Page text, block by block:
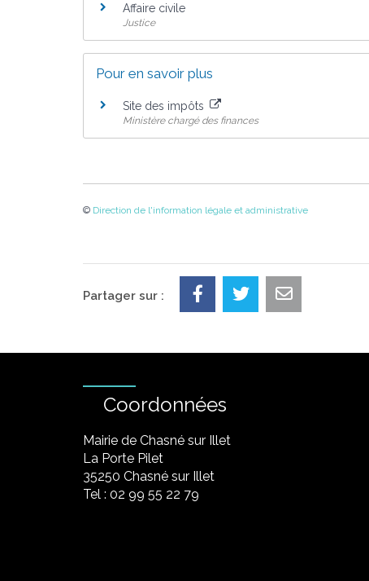
Affaire civile
Justice
Pour en savoir plus
Site des impôts
Ministère chargé des finances
© Direction de l'information légale et administrative
Partager sur :
Coordonnées
Mairie de Chasné sur Illet
La Porte Pilet
35250 Chasné sur Illet
Tel : 02 99 55 22 79